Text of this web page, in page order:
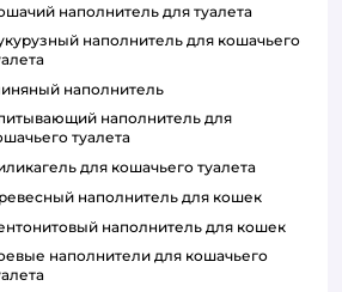
наполнитель для туалета
наполнитель
туалета
для кошачьего туалета
древесный наполнитель для кошек
наполнитель для кошек